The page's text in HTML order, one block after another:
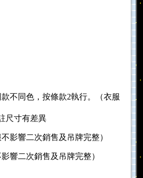
不同色，按條款2執行。（衣服
尺寸有差異
影響二次銷售及吊牌完整）
響二次銷售及吊牌完整）